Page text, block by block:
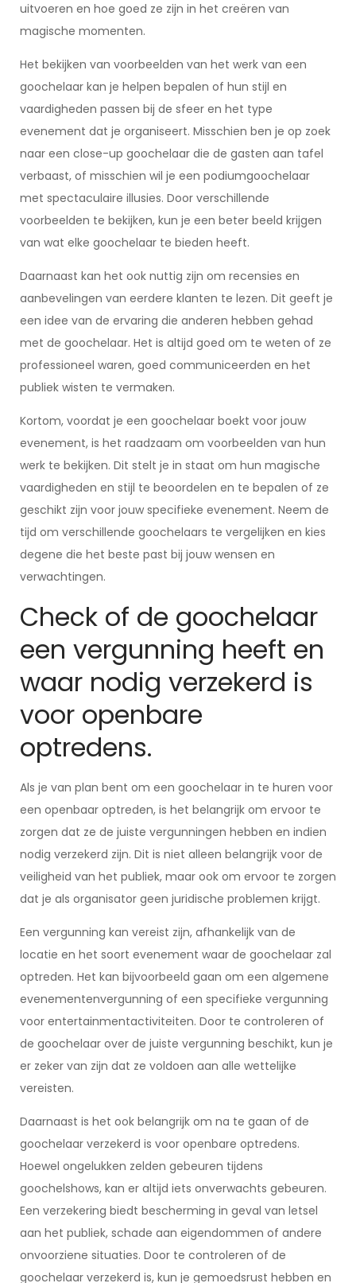
uitvoeren en hoe goed ze zijn in het creëren van
magische momenten.
Het bekijken van voorbeelden van het werk van een
goochelaar kan je helpen bepalen of hun stijl en
vaardigheden passen bij de sfeer en het type
evenement dat je organiseert. Misschien ben je op zoek
naar een close-up goochelaar die de gasten aan tafel
verbaast, of misschien wil je een podiumgoochelaar
met spectaculaire illusies. Door verschillende
voorbeelden te bekijken, kun je een beter beeld krijgen
van wat elke goochelaar te bieden heeft.
Daarnaast kan het ook nuttig zijn om recensies en
aanbevelingen van eerdere klanten te lezen. Dit geeft je
een idee van de ervaring die anderen hebben gehad
met de goochelaar. Het is altijd goed om te weten of ze
professioneel waren, goed communiceerden en het
publiek wisten te vermaken.
Kortom, voordat je een goochelaar boekt voor jouw
evenement, is het raadzaam om voorbeelden van hun
werk te bekijken. Dit stelt je in staat om hun magische
vaardigheden en stijl te beoordelen en te bepalen of ze
geschikt zijn voor jouw specifieke evenement. Neem de
tijd om verschillende goochelaars te vergelijken en kies
degene die het beste past bij jouw wensen en
verwachtingen.
Check of de goochelaar
een vergunning heeft en
waar nodig verzekerd is
voor openbare
optredens.
Als je van plan bent om een goochelaar in te huren voor
een openbaar optreden, is het belangrijk om ervoor te
zorgen dat ze de juiste vergunningen hebben en indien
nodig verzekerd zijn. Dit is niet alleen belangrijk voor de
veiligheid van het publiek, maar ook om ervoor te zorgen
dat je als organisator geen juridische problemen krijgt.
Een vergunning kan vereist zijn, afhankelijk van de
locatie en het soort evenement waar de goochelaar zal
optreden. Het kan bijvoorbeeld gaan om een algemene
evenementenvergunning of een specifieke vergunning
voor entertainmentactiviteiten. Door te controleren of
de goochelaar over de juiste vergunning beschikt, kun je
er zeker van zijn dat ze voldoen aan alle wettelijke
vereisten.
Daarnaast is het ook belangrijk om na te gaan of de
goochelaar verzekerd is voor openbare optredens.
Hoewel ongelukken zelden gebeuren tijdens
goochelshows, kan er altijd iets onverwachts gebeuren.
Een verzekering biedt bescherming in geval van letsel
aan het publiek, schade aan eigendommen of andere
onvoorziene situaties. Door te controleren of de
goochelaar verzekerd is, kun je gemoedsrust hebben en